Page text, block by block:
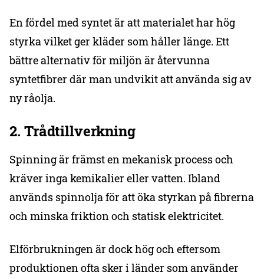
En fördel med syntet är att materialet har hög
styrka vilket ger kläder som håller länge. Ett
bättre alternativ för miljön är återvunna
syntetfibrer där man undvikit att använda sig av
ny råolja.
2. Trådtillverkning
Spinning är främst en mekanisk process och
kräver inga kemikalier eller vatten. Ibland
används spinnolja för att öka styrkan på fibrerna
och minska friktion och statisk elektricitet.
Elförbrukningen är dock hög och eftersom
produktionen ofta sker i länder som använder